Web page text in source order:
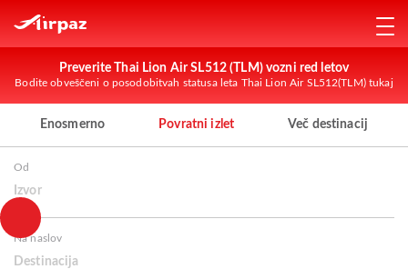
Preverite Thai Lion Air SL512 (TLM) vozni red letov
Bodite obveščeni o posodobitvah statusa leta Thai Lion Air SL512(TLM) tukaj
Enosmerno Povratni izlet Več destinacij
Od
Izvor
Na naslov
Destinacija